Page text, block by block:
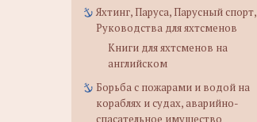
Яхтинг, Паруса, Парусный спорт,
Руководства для яхтсменов
Книги для яхтсменов на
английском
Борьба с пожарами и водой на
кораблях и судах, аварийно-
спасательное имущество